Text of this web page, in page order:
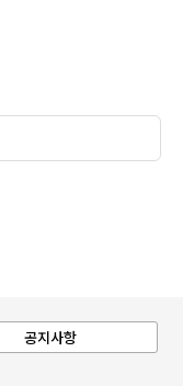
공지사항